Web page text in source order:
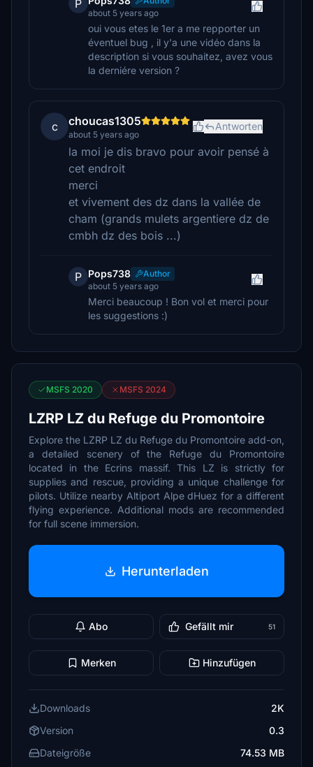
P
about 5 years ago
oui vous etes le 1er a me repporter un
éventuel bug , il y'a une vidéo dans la
description si vous souhaitez, avez vous
la derniére version ?
c choucas1305
about 5 years ago
Antworten
la moi je dis bravo pour avoir pensé à
cet endroit
merci
et vivement des dz dans la vallée de
cham (grands mulets argentiere dz de
cmbh dz des bois ...)
P Pops738
Author
about 5 years ago
Merci beaucoup ! Bon vol et merci pour
les suggestions :)
MSFS 2020 MSFS 2024
LZRP LZ du Refuge du Promontoire
Explore the LZRP LZ du Refuge du Promontoire add-on,
a detailed scenery of the Refuge du Promontoire
located in the Ecrins massif. This LZ is strictly for
supplies and rescue, providing a unique challenge for
pilots. Utilize nearby Altiport Alpe dHuez for a different
flying experience. Additional mods are recommended
for full scene immersion.
Herunterladen
Abo Gefällt mir 51
Merken Hinzufügen
Downloads
2K
Version
0.3
Dateigröße
74.53 MB